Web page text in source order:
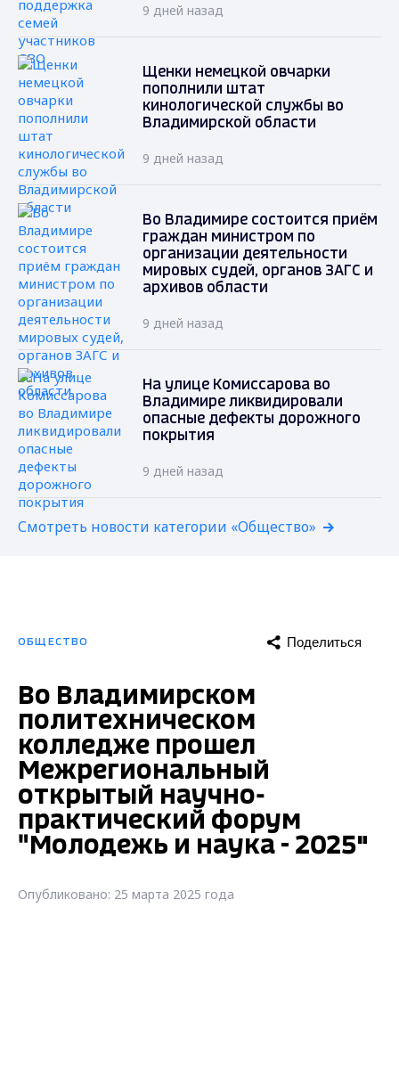
9 дней назад
Щенки немецкой овчарки
пополнили штат
кинологической службы во
Владимирской области
9 дней назад
Во Владимире состоится приём
граждан министром по
организации деятельности
мировых судей, органов ЗАГС и
архивов области
9 дней назад
На улице Комиссарова во
Владимире ликвидировали
опасные дефекты дорожного
покрытия
9 дней назад
Смотреть новости категории «Общество»
ОБЩЕСТВО Поделиться
Во Владимирском
политехническом
колледже прошел
Межрегиональный
открытый научно-
практический форум
"Молодежь и наука - 2025"
Опубликовано: 25 марта 2025 года